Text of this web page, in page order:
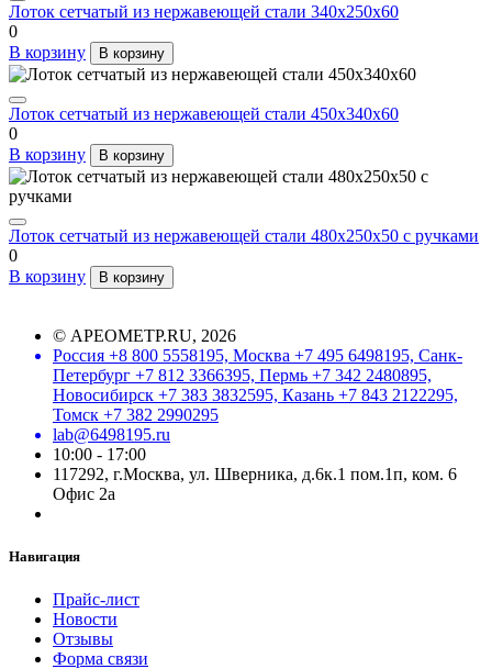
Лоток сетчатый из нержавеющей стали 340х250х60
0
В корзину
В корзину
Лоток сетчатый из нержавеющей стали 450х340х60
0
В корзину
В корзину
Лоток сетчатый из нержавеющей стали 480х250х50 с ручками
0
В корзину
В корзину
© АРЕОМЕТР.RU, 2026
Россия +8 800 5558195, Москва +7 495 6498195, Санк-
Петербург +7 812 3366395, Пермь +7 342 2480895,
Новосибирск +7 383 3832595, Казань +7 843 2122295,
Томск +7 382 2990295
lab@6498195.ru
10:00 - 17:00
117292, г.Москва, ул. Шверника, д.6к.1 пом.1п, ком. 6
Офис 2а
Навигация
Прайс-лист
Новости
Отзывы
Форма связи